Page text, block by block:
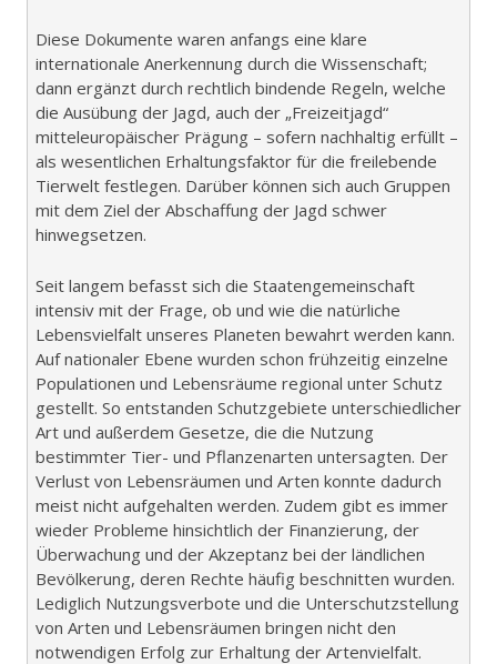
Diese Dokumente waren anfangs eine klare
internationale Anerkennung durch die Wissenschaft;
dann ergänzt durch rechtlich bindende Regeln, welche
die Ausübung der Jagd, auch der „Freizeitjagd“
mitteleuropäischer Prägung – sofern nachhaltig erfüllt –
als wesentlichen Erhaltungsfaktor für die freilebende
Tierwelt festlegen. Darüber können sich auch Gruppen
mit dem Ziel der Abschaffung der Jagd schwer
hinwegsetzen.
Seit langem befasst sich die Staatengemeinschaft
intensiv mit der Frage, ob und wie die natürliche
Lebensvielfalt unseres Planeten bewahrt werden kann.
Auf nationaler Ebene wurden schon frühzeitig einzelne
Populationen und Lebensräume regional unter Schutz
gestellt. So entstanden Schutzgebiete unterschiedlicher
Art und außerdem Gesetze, die die Nutzung
bestimmter Tier- und Pflanzenarten untersagten. Der
Verlust von Lebensräumen und Arten konnte dadurch
meist nicht aufgehalten werden. Zudem gibt es immer
wieder Probleme hinsichtlich der Finanzierung, der
Überwachung und der Akzeptanz bei der ländlichen
Bevölkerung, deren Rechte häufig beschnitten wurden.
Lediglich Nutzungsverbote und die Unterschutzstellung
von Arten und Lebensräumen bringen nicht den
notwendigen Erfolg zur Erhaltung der Artenvielfalt.